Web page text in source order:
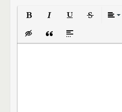
Полужирный Подчеркнутый
Вставка скрытого текста
Вставка цитаты
Вставка спойлера